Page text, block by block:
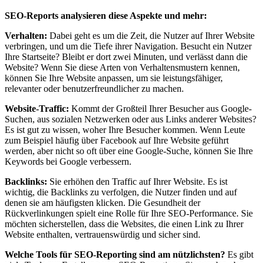
SEO-Reports analysieren diese Aspekte und mehr:
Verhalten: Dabei geht es um die Zeit, die Nutzer auf Ihrer Website
verbringen, und um die Tiefe ihrer Navigation. Besucht ein Nutzer
Ihre Startseite? Bleibt er dort zwei Minuten, und verlässt dann die
Website? Wenn Sie diese Arten von Verhaltensmustern kennen,
können Sie Ihre Website anpassen, um sie leistungsfähiger,
relevanter oder benutzerfreundlicher zu machen.
Website-Traffic: Kommt der Großteil Ihrer Besucher aus Google-
Suchen, aus sozialen Netzwerken oder aus Links anderer Websites?
Es ist gut zu wissen, woher Ihre Besucher kommen. Wenn Leute
zum Beispiel häufig über Facebook auf Ihre Website geführt
werden, aber nicht so oft über eine Google-Suche, können Sie Ihre
Keywords bei Google verbessern.
Backlinks: Sie erhöhen den Traffic auf Ihrer Website. Es ist
wichtig, die Backlinks zu verfolgen, die Nutzer finden und auf
denen sie am häufigsten klicken. Die Gesundheit der
Rückverlinkungen spielt eine Rolle für Ihre SEO-Performance. Sie
möchten sicherstellen, dass die Websites, die einen Link zu Ihrer
Website enthalten, vertrauenswürdig und sicher sind.
Welche Tools für SEO-Reporting sind am nützlichsten? Es gibt